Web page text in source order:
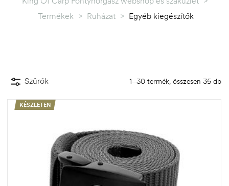
Termékek > Ruházat > Egyéb kiegészítők
Szűrők 1–30 termék, összesen 35 db
KÉSZLETEN